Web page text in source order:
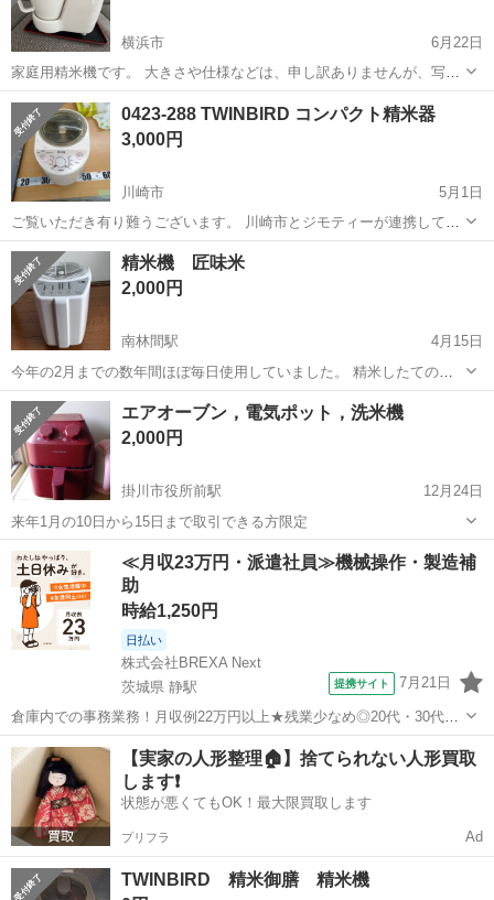
横浜市
6月22日
家庭用精米機です。 大きさや仕様などは、申し訳ありませんが、写真
をご覧下さい。 7/11までにお取引きできる方にお譲りいたします。
神奈川 横浜市
0423-288 TWINBIRD コンパクト精米器
3,000円
川崎市
5月1日
ご覧いただき有り難うございます。 川崎市とジモティーが連携して運
営しています。 粗⼤ごみ等の減量を⽬的にまだ使えるものをリユース
しています。 ★★★★★ ご自宅にある不要品を是非ジモティースポッ
トへお持ち込み...
神奈川 川崎市 キッチン家電
精米機 匠味米
2,000円
南林間駅
4月15日
今年の2月までの数年間ほぼ毎日使用していました。 精米したてのお
米は本当に美味しくいただけますので、まだ使ったことのない方ぜひ
試してみてください♪ 自宅近くまで取りに来ていただける、よろしく
お願いいたします。
神奈川 大和市 南林間駅 キッチン家電 お米
エアオーブン，電気ポット，洗米機
2,000円
掛川市役所前駅
12月24日
来年1月の10日から15日まで取引できる方限定
神奈川 相模原市 掛川市役所前駅 キッチン家電 オーブン
≪月収23万円・派遣社員≫機械操作・製造補
助
時給1,250円
日払い
株式会社BREXA Next
茨城県 静駅
提携サイト 7月21日
倉庫内での事務業務！月収例22万円以上★残業少なめ◎20代・30代・
40代の男女活躍中！空調完備で快適作業★食堂利用可◎マイカー通勤
OK◎無料駐車場完備！《茨城県常陸大宮市》 人気の工場のお仕事 ◇
電子部品製造倉庫内の事務...
茨城 常陸大宮市 静駅 その他
【実家の人形整理🏠】捨てられない人形買取
します❗️
状態が悪くてもOK！最大限買取します
プリフラ Ad
TWINBIRD 精米御膳 精米機